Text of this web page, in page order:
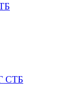
СТБ